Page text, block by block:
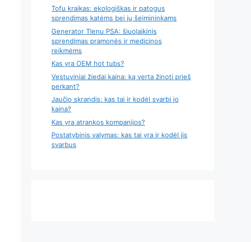
Tofu kraikas: ekologiškas ir patogus
sprendimas katėms bei jų šeimininkams
Generator Tlenu PSA: šiuolaikinis
sprendimas pramonės ir medicinos
reikmėms
Kas yra OEM hot tubs?
Vestuviniai žiedai kaina: ką verta žinoti prieš
perkant?
Jaučio skrandis: kas tai ir kodėl svarbi jo
kaina?
Kas yra atrankos kompanijos?
Postatybinis valymas: kas tai yra ir kodėl jis
svarbus